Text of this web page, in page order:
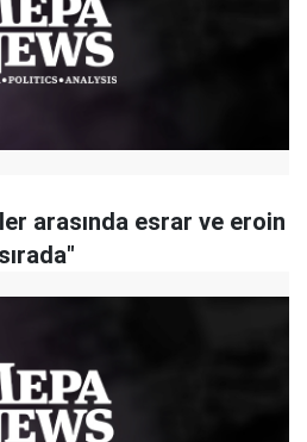
arasında esrar ve eroin